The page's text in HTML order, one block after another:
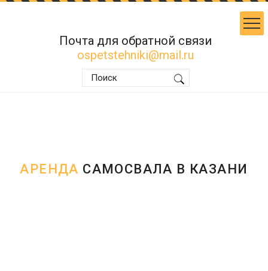
Почта для обратной связи
ospetstehniki@mail.ru
АРЕНДА САМОСВАЛА В КАЗАНИ